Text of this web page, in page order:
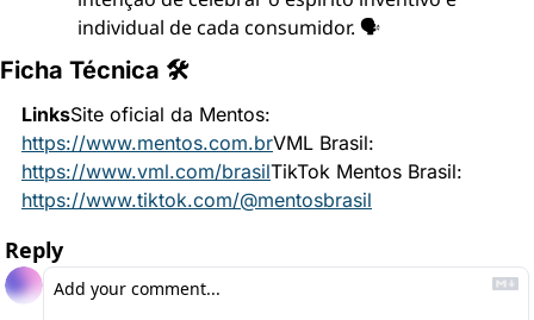
individual de cada consumidor. 🗣
Ficha Técnica 🛠
Links
https://www.mentos.com.br
https://www.vml.com/brasil
https://www.tiktok.com/@mentosbrasil
Reply